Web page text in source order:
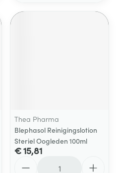
Thea Pharma
Blephasol Reinigingslotion
Steriel Oogleden 100ml
€ 15,81